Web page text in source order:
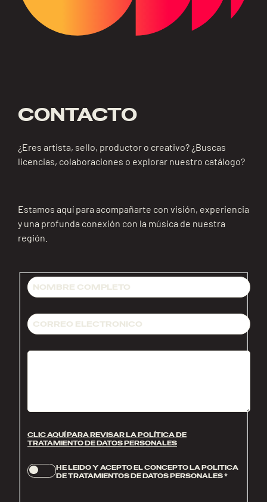
CONTACTO
¿Eres artista, sello, productor o creativo? ¿Buscas
licencias, colaboraciones o explorar nuestro catálogo?
Estamos aquí para acompañarte con visión, experiencia
y una profunda conexión con la música de nuestra
región.
CLIC AQUÍ PARA REVISAR LA POLÍTICA DE
TRATAMIENTO DE DATOS PERSONALES
HE LEIDO Y ACEPTO EL CONCEPTO LA POLITICA
DE TRATAMIENTOS DE DATOS PERSONALES*